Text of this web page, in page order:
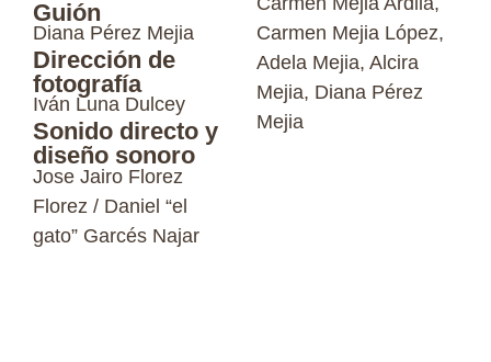
Guión
Diana Pérez Mejia
Dirección de
fotografía
Iván Luna Dulcey
Sonido directo y
diseño sonoro
Jose Jairo Florez
Florez / Daniel “el
gato” Garcés Najar
Carmen Mejia López,
Adela Mejia, Alcira
Mejia, Diana Pérez
Mejia